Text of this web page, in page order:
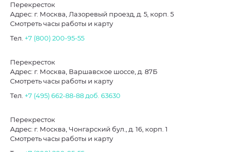
Перекресток
Адрес: г. Москва, Лазоревый проезд, д. 5, корп. 5
Смотреть часы работы и карту
Тел. +7 (800) 200-95-55
Перекресток
Адрес: г. Москва, Варшавское шоссе, д. 87Б
Смотреть часы работы и карту
Тел. +7 (495) 662-88-88 доб. 63630
Перекресток
Адрес: г. Москва, Чонгарский бул., д. 16, корп. 1
Смотреть часы работы и карту